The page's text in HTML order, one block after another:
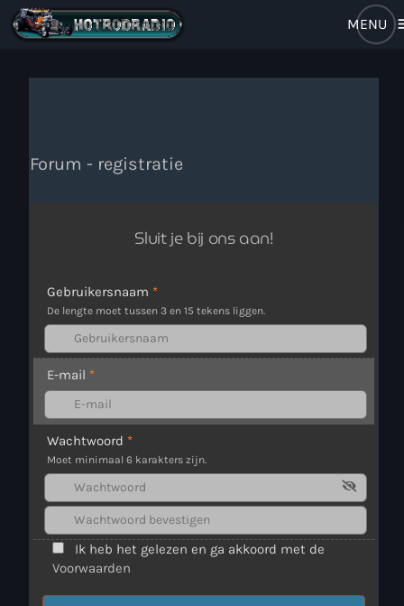
Programma
Stem Op Ons
Muziek Nieuws
Webcam
Verzoekjes
PM Box
Inloggen
Forum - registratie
Sluit je bij ons aan!
Gebruikersnaam *
De lengte moet tussen 3 en 15 tekens liggen.
E-mail *
Wachtwoord *
Moet minimaal 6 karakters zijn.
Ik heb het gelezen en ga akkoord met de
Voorwaarden